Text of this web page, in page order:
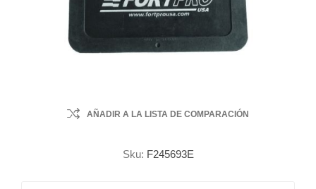
AÑADIR A LA LISTA DE COMPARACIÓN
Sku: F245693E